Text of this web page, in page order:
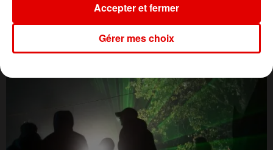
L'ACTU DES ARDENNES
Gérer mes choix
Accepter et fermer